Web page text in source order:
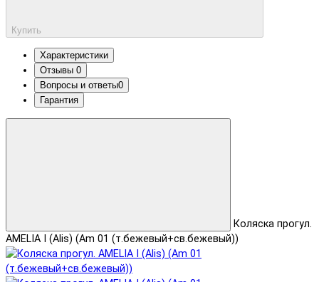
Купить
Характеристики
Отзывы 0
Вопросы и ответы0
Гарантия
Коляска прогул.
AMELIA I (Alis) (Am 01 (т.бежевый+св.бежевый))